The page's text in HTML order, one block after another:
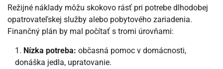
Režijné náklady môžu skokovo rásť pri potrebe dlhodobej
opatrovateľskej služby alebo pobytového zariadenia.
Finančný plán by mal počítať s tromi úrovňami:
Nízka potreba: občasná pomoc v domácnosti,
donáška jedla, upratovanie.